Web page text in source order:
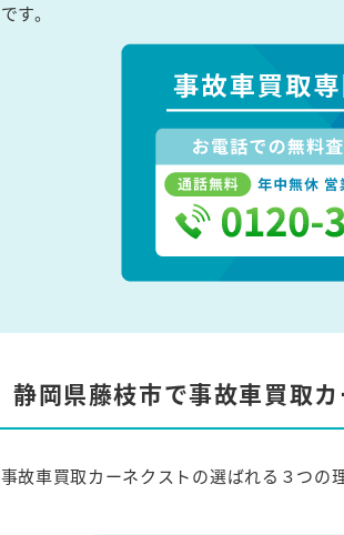
です。
静岡県藤枝市で事故車買取
事故車買取カーネクストの選ばれる３つの